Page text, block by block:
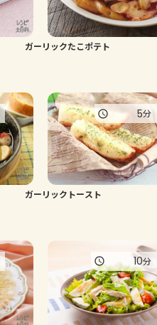
ガーリックたこポテト
ガーリックトースト
5分
10分